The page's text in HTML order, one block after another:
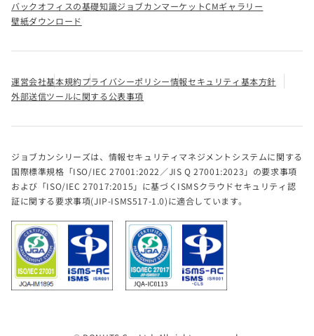
バックオフィスの基礎知識ジョブカンマーケットCMギャラリー
壁紙ダウンロード
運営会社基本規約プライバシーポリシー情報セキュリティ基本方針
外部送信ツールに関する公表事項
ジョブカンシリーズは、情報セキュリティマネジメントシステムに関する
国際標準規格「ISO/IEC 27001:2022／JIS Q 27001:2023」の要求事項
および「ISO/IEC 27017:2015」に基づくISMSクラウドセキュリティ認
証に関する要求事項(JIP-ISMS517-1.0)に適合しています。